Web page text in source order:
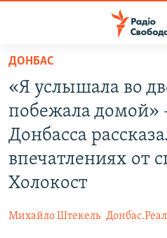
Перейти
основного
матеріалу
Перейти
до
основної
навігації
до
ВСЕ ЗА ДОБУ
СТАТТІ
РОСІЙСЬКА «ФІЛЬТРАЦІЯ»
ДОНБАС
«Я услышала во
побежала
Донбасса
впечатлениях от
Холокост
Михайло Штекель